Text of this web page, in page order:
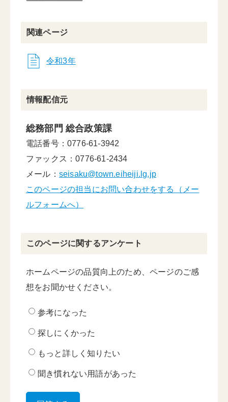
関連ページ
令和3年
情報配信元
総務部門 総合政策課
電話番号：0776-61-3942
ファックス：0776-61-2434
メール： seisaku@town.eiheiji.lg.jp
このページの担当にお問い合わせをする（メー
ルフォームへ）
このページに関するアンケート
ホームページの品質向上のため、ページのご感
想をお聞かせください。
参考になった
探しにくかった
もっと詳しく知りたい
聞き慣れない用語があった